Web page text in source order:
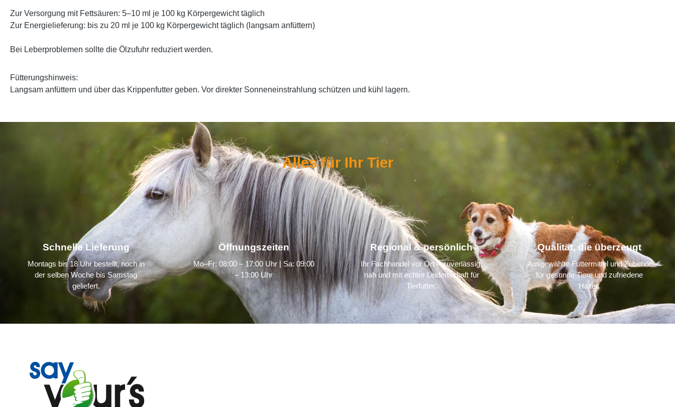
Zur Versorgung mit Fettsäuren: 5–10 ml je 100 kg Körpergewicht täglich
Zur Energielieferung: bis zu 20 ml je 100 kg Körpergewicht täglich (langsam anfüttern)
Bei Leberproblemen sollte die Ölzufuhr reduziert werden.
Fütterungshinweis:
Langsam anfüttern und über das Krippenfutter geben. Vor direkter Sonneneinstrahlung schützen und kühl lagern.
Alles für Ihr Tier
Schnelle Lieferung
Montags bis 18 Uhr bestellt, noch in
der selben Woche bis Samstag
geliefert.
Öffnungszeiten
Mo–Fr: 08:00 – 17:00 Uhr | Sa: 09:00
– 13:00 Uhr
Regional & persönlich
Ihr Fachhandel vor Ort – zuverlässig,
nah und mit echter Leidenschaft für
Tierfutter.
Qualität, die überzeugt
Ausgewählte Futtermittel und Zubehör
für gesunde Tiere und zufriedene
Halter.